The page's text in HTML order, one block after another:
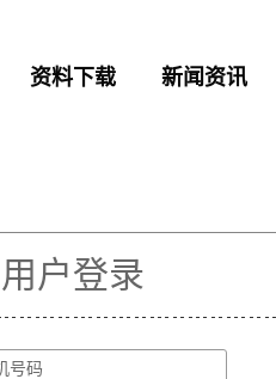
资料下载 新闻资讯
用户登录